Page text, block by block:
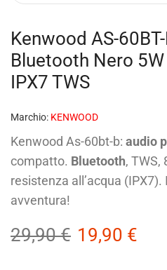
Kenwood AS-
Bluetooth Nero
IPX7 TWS
Marchio: KENWOOD
Kenwood As-60bt-b: audio
compatto. Bluetooth, TWS,
resistenza all’acqua
avventura!
29,90€ 19,90 €